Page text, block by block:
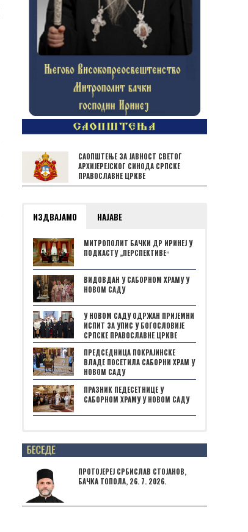
САОПШТЕЊЕ ЗА ЈАВНОСТ СВЕТОГ
АРХИЈЕРЕЈСКОГ СИНОДА СРПСКЕ
ПРАВОСЛАВНЕ ЦРКВЕ
ИЗДВАЈАМО НАЈАВЕ
МИТРОПОЛИТ БАЧКИ ДР ИРИНЕЈ У
ПОДКАСТУ „ПЕРСПЕКТИВЕˮ
ВИДОВДАН У САБОРНОМ ХРАМУ У
НОВОМ САДУ
У НОВОМ САДУ ОДРЖАН ПРИЈЕМНИ
ИСПИТ ЗА УПИС У БОГОСЛОВИЈЕ
СРПСКЕ ПРАВОСЛАВНЕ ЦРКВЕ
ПРЕДСЕДНИЦА ПОКРАЈИНСКЕ
ВЛАДЕ ПОСЕТИЛА САБОРНИ ХРАМ У
НОВОМ САДУ
ПРАЗНИК ПЕДЕСЕТНИЦЕ У
САБОРНОМ ХРАМУ У НОВОМ САДУ
Posts not found
ПРОТОЈЕРЕЈ СРБИСЛАВ СТОЈАНОВ,
БАЧКА ТОПОЛА, 26. 7. 2026.